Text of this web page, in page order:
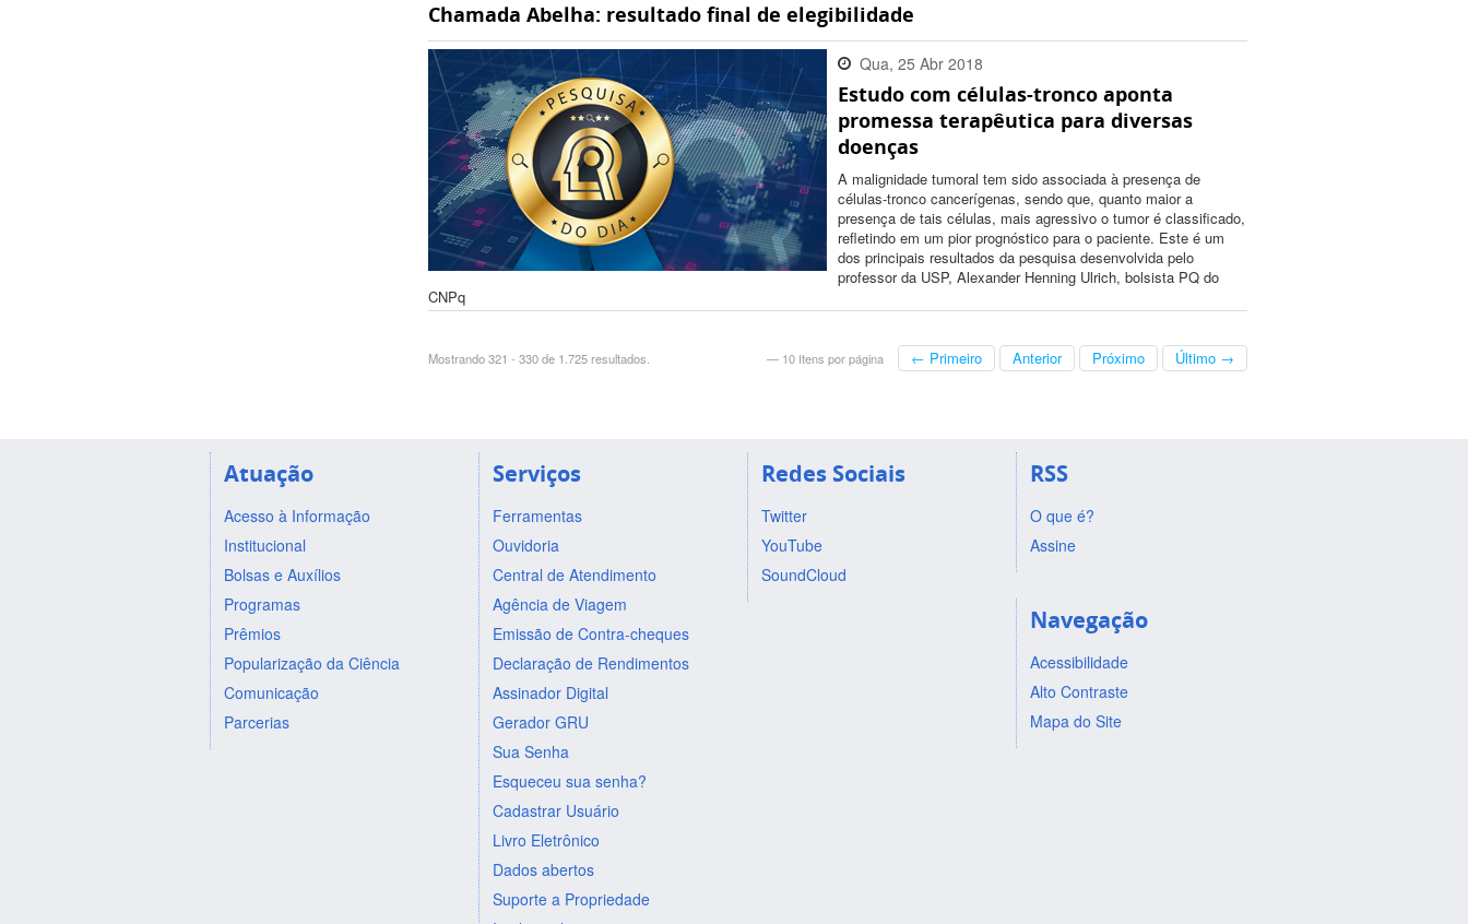
18:45:00 -0300
Chamada Abelha: resultado final de elegibilidade
Qua, 25 Abr 2018
15:33:00 -0300
Estudo com células-tronco aponta
promessa terapêutica para diversas
doenças
A malignidade tumoral tem sido associada à presença de
células-tronco cancerígenas, sendo que, quanto maior a
presença de tais células, mais agressivo o tumor é classificado,
refletindo em um pior prognóstico para o paciente. Este é um
dos principais resultados da pesquisa desenvolvida pelo
professor da USP, Alexander Henning Ulrich, bolsista PQ do
CNPq
— 10 Itens por página
Mostrando 321 - 330 de 1.725 resultados. ← Primeiro Anterior Próximo Último →
Atuação
Acesso à Informação
Institucional
Bolsas e Auxílios
Programas
Prêmios
Popularização da Ciência
Comunicação
Parcerias
Serviços
Ferramentas
Ouvidoria
Central de Atendimento
Agência de Viagem
Emissão de Contra-cheques
Declaração de Rendimentos
Assinador Digital
Gerador GRU
Sua Senha
Esqueceu sua senha?
Cadastrar Usuário
Livro Eletrônico
Dados abertos
Suporte a Propriedade
Redes Sociais
Twitter
YouTube
SoundCloud
RSS
O que é?
Assine
Navegação
Acessibilidade
Alto Contraste
Mapa do Site